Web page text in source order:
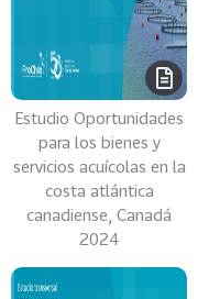
Estudio Oportunidades
para los bienes y
servicios acuícolas en la
costa atlántica
canadiense​, Canadá
2024